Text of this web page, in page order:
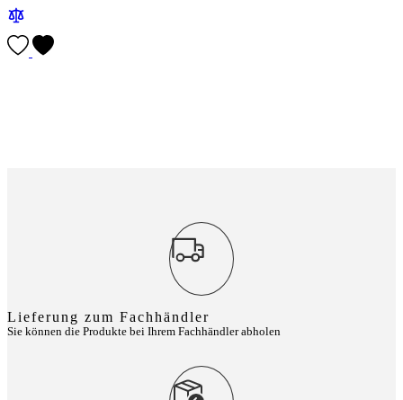
Lieferung zum Fachhändler
Sie können die Produkte bei Ihrem Fachhändler abholen